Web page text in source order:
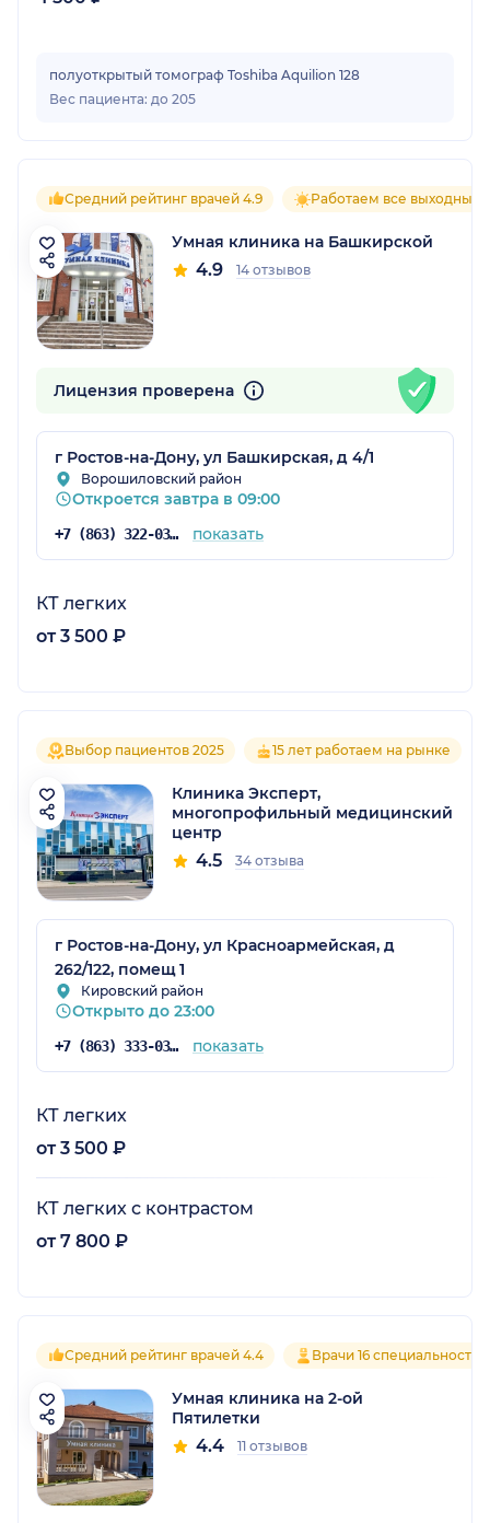
полуоткрытый томограф Toshiba Aquilion 128
Вес пациента: до 205
Средний рейтинг врачей 4.9 Работаем все выходные
Умная клиника на Башкирской
4.9 14 отзывов
Лицензия проверена
г Ростов-на-Дону, ул Башкирская, д 4/1
Ворошиловский район
Откроется завтра в 09:00
+7 (863) 322-03-73 показать
КТ легких
от 3 500 ₽
Выбор пациентов 2025 15 лет работаем на рынке
Клиника Эксперт,
многопрофильный медицинский
центр
4.5 34 отзыва
г Ростов-на-Дону, ул Красноармейская, д
262/122, помещ 1
Кировский район
Открыто до 23:00
+7 (863) 333-03-93 показать
КТ легких
от 3 500 ₽
КТ легких с контрастом
от 7 800 ₽
Средний рейтинг врачей 4.4 Врачи 16 специальностей
Умная клиника на 2-ой
Пятилетки
4.4 11 отзывов